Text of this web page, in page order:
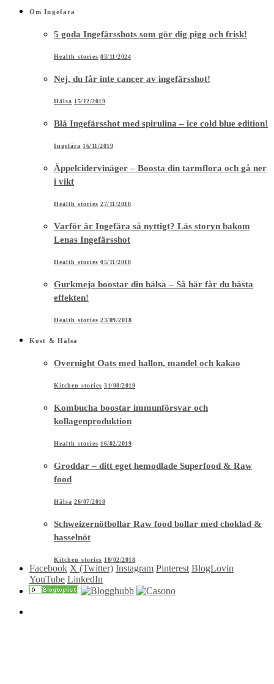
Om Ingefära
5 goda Ingefärsshots som gör dig pigg och frisk!
Health stories 03/11/2024
Nej, du får inte cancer av ingefärsshot!
Hälsa 15/12/2019
Blå Ingefärsshot med spirulina – ice cold blue edition!
Ingefära 16/11/2019
Äppelcidervinäger – Boosta din tarmflora och gå ner
i vikt
Health stories 27/11/2018
Varför är Ingefära så nyttigt? Läs storyn bakom
Lenas Ingefärsshot
Health stories 05/11/2018
Gurkmeja boostar din hälsa – Så här får du bästa
effekten!
Health stories 23/09/2018
Kost & Hälsa
Overnight Oats med hallon, mandel och kakao
Kitchen stories 31/08/2019
Kombucha boostar immunförsvar och
kollagenproduktion
Health stories 16/02/2019
Groddar – ditt eget hemodlade Superfood & Raw
food
Hälsa 26/07/2018
Schweizernötbollar Raw food bollar med choklad &
hasselnöt
Kitchen stories 18/02/2018
Facebook X (Twitter) Instagram Pinterest BlogLovin
YouTube LinkedIn